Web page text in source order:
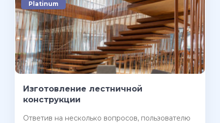
Platinum
Изготовление лестничной
конструкции
Ответив на несколько вопросов, пользователю